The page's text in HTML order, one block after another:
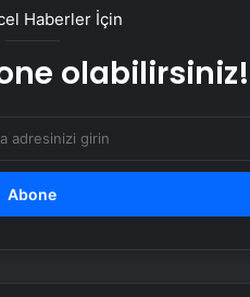
değerlendirdi
Haberler İçin
olabilirsiniz!